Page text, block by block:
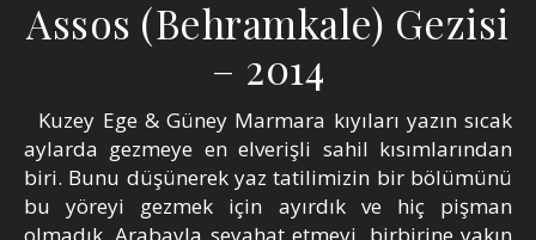
Assos (Behramkale) Gezisi
– 2014
Kuzey Ege & Güney Marmara kıyıları yazın sıcak
aylarda gezmeye en elverişli sahil kısımlarından
biri. Bunu düşünerek yaz tatilimizin bir bölümünü
bu yöreyi gezmek için ayırdık ve hiç pişman